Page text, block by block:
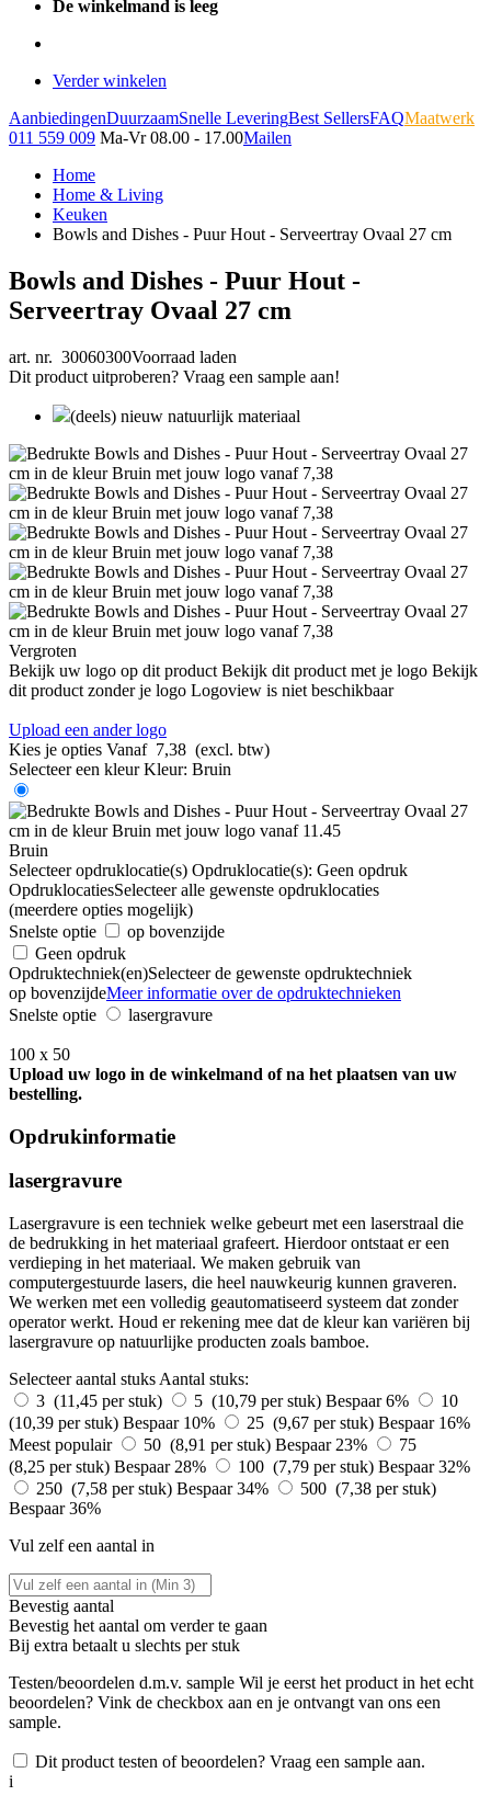
De winkelmand is leeg
Verder winkelen
AanbiedingenDuurzaamSnelle LeveringBest SellersFAQMaatwerk
011 559 009 Ma-Vr 08.00 - 17.00Mailen
Home
Home & Living
Keuken
Bowls and Dishes - Puur Hout - Serveertray Ovaal 27 cm
Bowls and Dishes - Puur Hout -
Serveertray Ovaal 27 cm
art. nr. 30060300Voorraad laden
Dit product uitproberen? Vraag een sample aan!
(deels) nieuw natuurlijk materiaal
Vergroten
Bekijk uw logo op dit product Bekijk dit product met je logo Bekijk
dit product zonder je logo Logoview is niet beschikbaar
Upload een ander logo
Kies je opties Vanaf 7,38 (excl. btw)
Selecteer een kleur Kleur: Bruin
Bruin
Selecteer opdruklocatie(s) Opdruklocatie(s): Geen opdruk
OpdruklocatiesSelecteer alle gewenste opdruklocaties
(meerdere opties mogelijk)
Snelste optie
op bovenzijde
Geen opdruk
Opdruktechniek(en)Selecteer de gewenste opdruktechniek
op bovenzijdeMeer informatie over de opdruktechnieken
Snelste optie
lasergravure
100 x 50
Upload uw logo in de winkelmand of na het plaatsen van uw
bestelling.
Opdrukinformatie
lasergravure
Lasergravure is een techniek welke gebeurt met een laserstraal die
de bedrukking in het materiaal grafeert. Hierdoor ontstaat er een
verdieping in het materiaal. We maken gebruik van
computergestuurde lasers, die heel nauwkeurig kunnen graveren.
We werken met een volledig geautomatiseerd systeem dat zonder
operator werkt. Houd er rekening mee dat de kleur kan variëren bij
lasergravure op natuurlijke producten zoals bamboe.
Selecteer aantal stuks Aantal stuks:
3 (11,45 per stuk)
5 (10,79 per stuk) Bespaar 6%
10
(10,39 per stuk) Bespaar 10% 25 (9,67 per stuk) Bespaar 16%
Meest populair
50 (8,91 per stuk) Bespaar 23%
75
(8,25 per stuk) Bespaar 28% 100 (7,79 per stuk) Bespaar 32%
250 (7,58 per stuk) Bespaar 34%
500 (7,38 per stuk)
Bespaar 36%
Vul zelf een aantal in
Bevestig aantal
Bevestig het aantal om verder te gaan
Bij extra betaalt u slechts per stuk
Testen/beoordelen d.m.v. sample Wil je eerst het product in het echt
beoordelen? Vink de checkbox aan en je ontvangt van ons een
sample.
Dit product testen of beoordelen? Vraag een sample aan.
i